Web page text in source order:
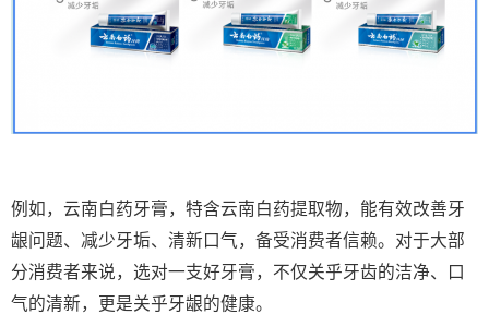
例如，云南白药牙膏，特含云南白药提取物，能有效改善牙
龈问题、减少牙垢、清新口气，备受消费者信赖。对于大部
分消费者来说，选对一支好牙膏，不仅关乎牙齿的洁净、口
气的清新，更是关乎牙龈的健康。